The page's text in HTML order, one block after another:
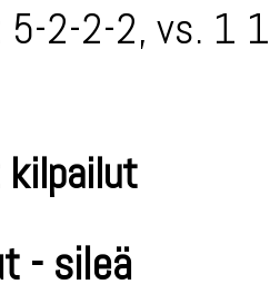
5-2-2-2, vs. 1
kilpailut
- sileä